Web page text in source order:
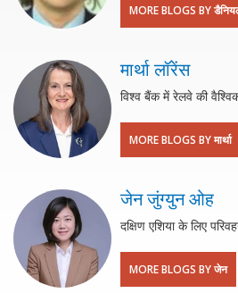
MORE BLOGS BY
मार्था लॉरेंस
विश्व बैंक में रेलवे की
MORE BLOGS BY मार्था
जेन जुंग्युन ओह
दक्षिण एशिया के लिए
MORE BLOGS BY जेन